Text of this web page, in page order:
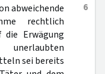
6
abweichende
rechtlich
die Erwägung
sei bereits